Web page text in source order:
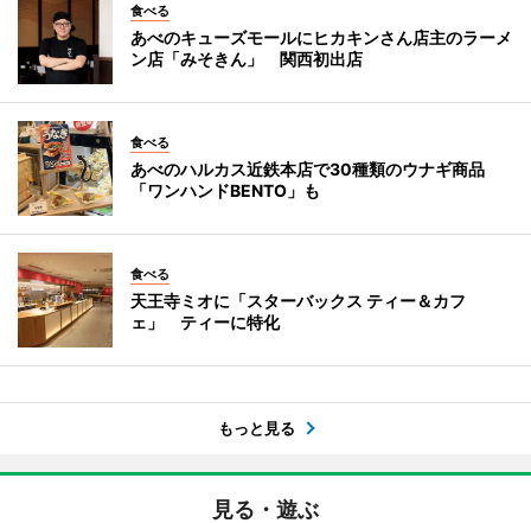
食べる
あべのキューズモールにヒカキンさん店主のラーメ
ン店「みそきん」 関西初出店
食べる
あべのハルカス近鉄本店で30種類のウナギ商品
「ワンハンドBENTO」も
食べる
天王寺ミオに「スターバックス ティー＆カフ
ェ」 ティーに特化
もっと見る
見る・遊ぶ